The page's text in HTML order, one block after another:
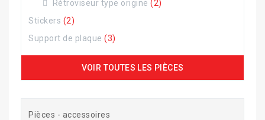
Rétroviseur type origine (2)
Stickers (2)
Support de plaque (3)
VOIR TOUTES LES PIÈCES
Pièces - accessoires